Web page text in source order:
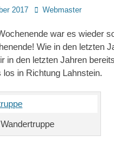
2017 AutorWebmaster
war es wieder
Wie in den letzten
in den letzten Jahren
los in Richtung Lahnstein.
Wandertruppe